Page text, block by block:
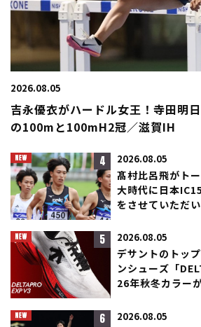
2026.08.05
吉永優衣がハードル女王！寺田明
の100mと100mH2冠／滋賀IH
4 2026.08.05
髙村比呂飛がト
大時代に日本
をさせていただい
5 2026.08.05
デサントのトッ
ンシューズ「
26年秋冬カラー
6 2026.08.05